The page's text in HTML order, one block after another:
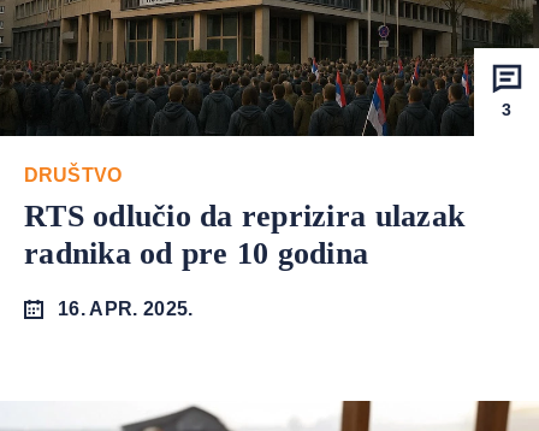
3
DRUŠTVO
RTS odlučio da reprizira ulazak
radnika od pre 10 godina
16. APR. 2025.